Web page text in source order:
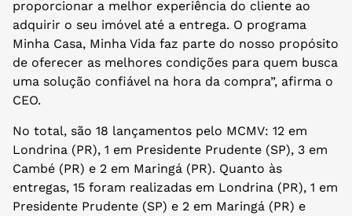
proporcionar a melhor experiência do cliente ao
adquirir o seu imóvel até a entrega. O programa
Minha Casa, Minha Vida faz parte do nosso propósito
de oferecer as melhores condições para quem busca
uma solução confiável na hora da compra”, afirma o
CEO.
No total, são 18 lançamentos pelo MCMV: 12 em
Londrina (PR), 1 em Presidente Prudente (SP), 3 em
Cambé (PR) e 2 em Maringá (PR). Quanto às
entregas, 15 foram realizadas em Londrina (PR), 1 em
Presidente Prudente (SP) e 2 em Maringá (PR) e